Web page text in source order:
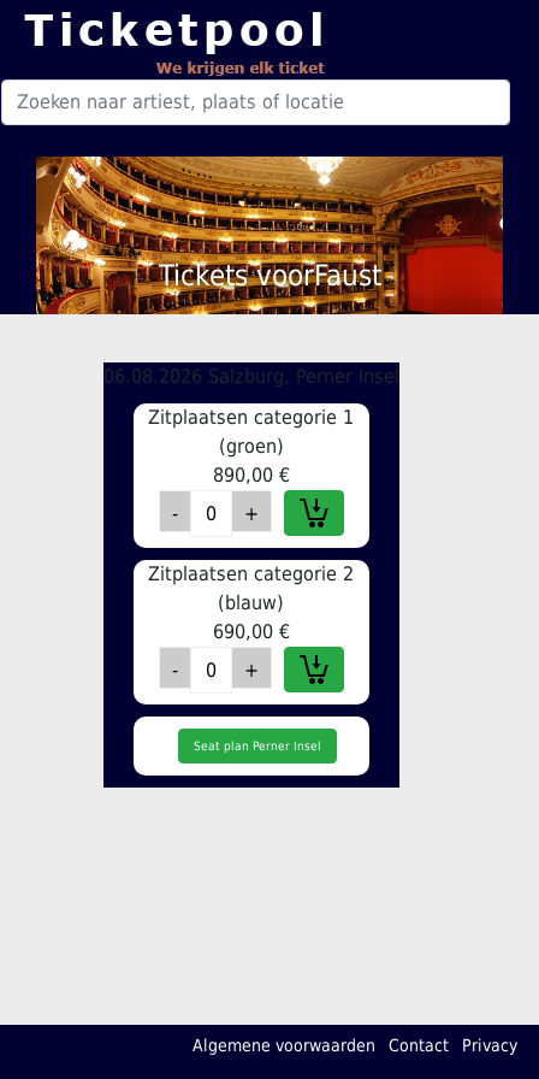
Tickets voorFaust
06.08.2026 Salzburg, Perner Insel
Zitplaatsen categorie 1
(groen)
890,00 €
Zitplaatsen categorie 2
(blauw)
690,00 €
Seat plan Perner Insel
Algemene voorwaarden Contact Privacy